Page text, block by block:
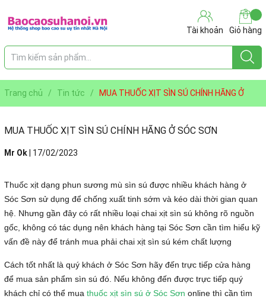
Tài khoản Giỏ hàng
Trang chủ / Tin tức /
MUA THUỐC XỊT SÌN SÚ CHÍNH HÃNG Ở
SÓC SƠN
MUA THUỐC XỊT SÌN SÚ CHÍNH HÃNG Ở SÓC SƠN
Mr Ok 17/02/2023
Thuốc xịt dạng phun sương mù sìn sú được nhiều khách hàng ở
Sóc Sơn sử dụng để chống xuất tinh sớm và kéo dài thời gian quan
hệ. Nhưng gần đây có rất nhiều loại chai xịt sìn sú không rõ nguồn
gốc, không có tác dụng nên khách hàng tại Sóc Sơn cần tìm hiểu kỹ
vấn đề này để tránh mua phải chai xịt sìn sú kém chất lượng
Cách tốt nhất là quý khách ở Sóc Sơn hãy đến trực tiếp cửa hàng
để mua sản phẩm sìn sú đó. Nếu không đến được trực tiếp quý
khách chỉ có thể mua thuốc xịt sìn sú ở Sóc Sơn online thì cần tìm